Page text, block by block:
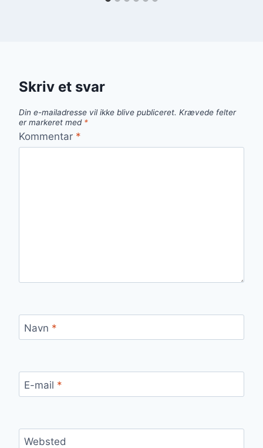
Skriv et svar
Din e-mailadresse vil ikke blive publiceret. Krævede felter
er markeret med *
Kommentar *
Navn *
E-mail *
Websted